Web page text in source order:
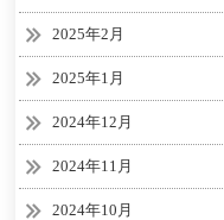
2025年2月
2025年1月
2024年12月
2024年11月
2024年10月